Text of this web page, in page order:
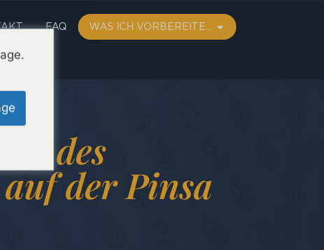
FAQ WAS ICH VORBEREITE…
des
der Pinsa